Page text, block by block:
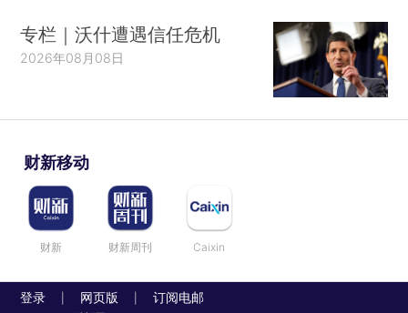
专栏｜沃什遭遇信任危机
2026年08月08日
财新移动
财新 财新周刊 Caixin
登录 网页版 订阅电邮